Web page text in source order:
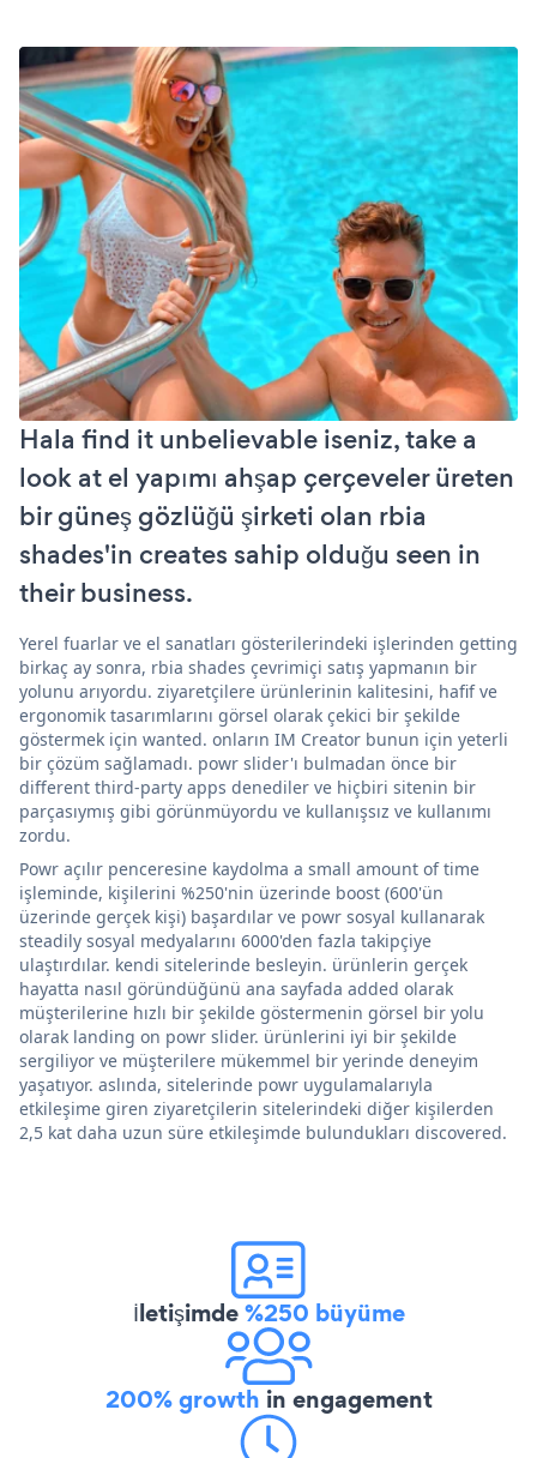
Hala find it unbelievable iseniz, take a
look at el yapımı ahşap çerçeveler üreten
bir güneş gözlüğü şirketi olan rbia
shades'in creates sahip olduğu seen in
their business.
Yerel fuarlar ve el sanatları gösterilerindeki işlerinden getting
birkaç ay sonra, rbia shades çevrimiçi satış yapmanın bir
yolunu arıyordu. ziyaretçilere ürünlerinin kalitesini, hafif ve
ergonomik tasarımlarını görsel olarak çekici bir şekilde
göstermek için wanted. onların IM Creator bunun için yeterli
bir çözüm sağlamadı. powr slider'ı bulmadan önce bir
different third-party apps denediler ve hiçbiri sitenin bir
parçasıymış gibi görünmüyordu ve kullanışsız ve kullanımı
zordu.
Powr açılır penceresine kaydolma a small amount of time
işleminde, kişilerini %250'nin üzerinde boost (600'ün
üzerinde gerçek kişi) başardılar ve powr sosyal kullanarak
steadily sosyal medyalarını 6000'den fazla takipçiye
ulaştırdılar. kendi sitelerinde besleyin. ürünlerin gerçek
hayatta nasıl göründüğünü ana sayfada added olarak
müşterilerine hızlı bir şekilde göstermenin görsel bir yolu
olarak landing on powr slider. ürünlerini iyi bir şekilde
sergiliyor ve müşterilere mükemmel bir yerinde deneyim
yaşatıyor. aslında, sitelerinde powr uygulamalarıyla
etkileşime giren ziyaretçilerin sitelerindeki diğer kişilerden
2,5 kat daha uzun süre etkileşimde bulundukları discovered.
İletişimde%250 büyüme
200% growth in engagement